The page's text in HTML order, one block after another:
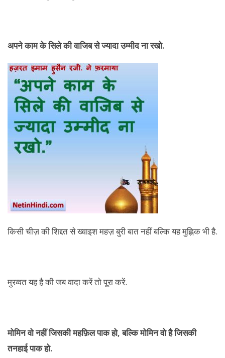
अपने काम के सिले की वाजिब से ज्यादा उम्मीद ना रखो.
किसी चीज़ की शिद्दत से ख्वाइश महज़ बुरी बात नहीं बल्कि यह मुह्लिक भी है.
मुरव्वत यह है की जब वादा करें तो पूरा करें.
मोमिन वो नहीं जिसकी महफ़िल पाक हो, बल्कि मोमिन वो है जिसकी
तनहाई पाक हो.